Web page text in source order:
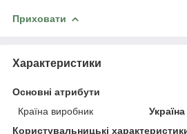
Приховати
Характеристики
Основні атрибути
Країна виробник
Україна
Користувальницькі